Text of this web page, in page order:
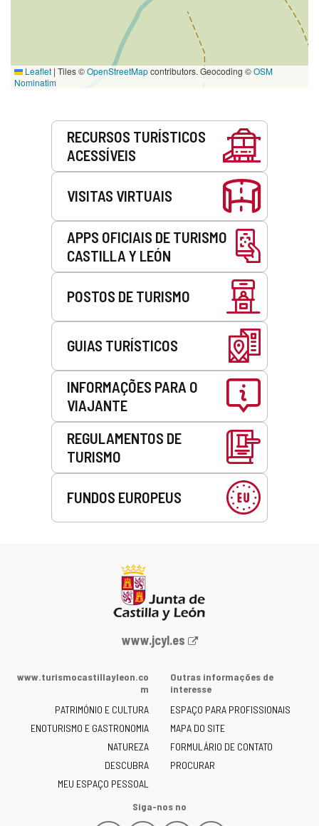
Leaflet | Tiles ©OpenStreetMapcontributors. Geocoding ©OSM
Nominatim
RECURSOS TURÍSTICOS
ACESSÍVEIS
VISITAS VIRTUAIS
APPS OFICIAIS DE TURISMO
CASTILLA Y LEÓN
POSTOS DE TURISMO
GUIAS TURÍSTICOS
INFORMAÇÕES PARA O
VIAJANTE
REGULAMENTOS DE
TURISMO
FUNDOS EUROPEUS
Portal
Junta
Castilla
y
León
-
www.jcyl.es
www.turismocastillayleon.co
m
PATRIMÓNIO E CULTURA
ENOTURISMO E GASTRONOMIA
NATUREZA
DESCUBRA
MEU ESPAÇO PESSOAL
Outras informações de
interesse
ESPAÇO PARA PROFISSIONAIS
MAPA DO SITE
FORMULÁRIO DE CONTATO
PROCURAR
Siga-nos no